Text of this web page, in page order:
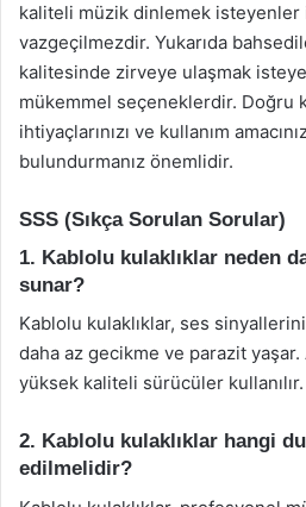
kaliteli müzik dinlemek isteyenler
vazgeçilmezdir. Yukarıda
kalitesinde zirveye ulaşmak
mükemmel seçeneklerdir. Doğru
ihtiyaçlarınızı ve kullanım
bulundurmanız önemlidir.
SSS (Sıkça Sorulan Sorular)
1. Kablolu kulaklıklar neden
sunar?
Kablolu kulaklıklar, ses
daha az gecikme ve parazit
yüksek kaliteli sürücüler kullanılır.
2. Kablolu kulaklıklar hangi
edilmelidir?